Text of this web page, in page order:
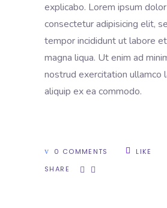
explicabo. Lorem ipsum
consectetur adipisicing elit,
tempor incididunt ut labore
magna liqua. Ut enim ad
nostrud exercitation ullamco
aliquip ex ea commodo.
0 COMMENTS
LIKE
SHARE